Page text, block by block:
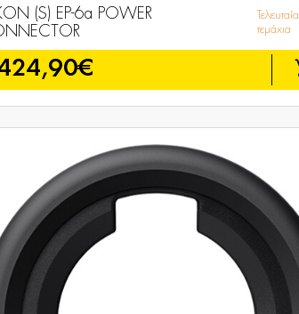
(S) EP-6a POWER
Τελευταία
τεμάχια